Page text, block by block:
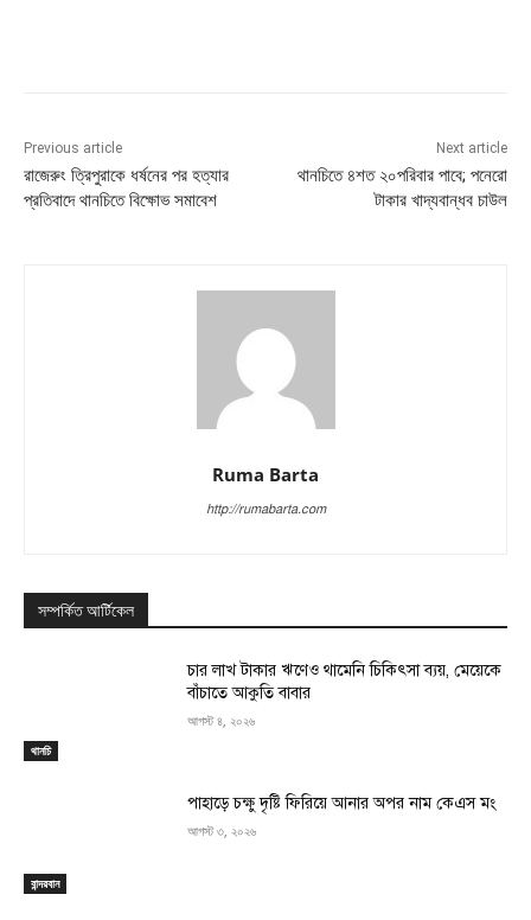
Previous article
রাজেরুং ত্রিপুরাকে ধর্ষনের পর হত্যার
প্রতিবাদে থানচিতে বিক্ষোভ সমাবেশ
Next article
থানচিতে ৪শত ২০পরিবার পাবে; পনেরো
টাকার খাদ্যবান্ধব চাউল
Ruma Barta
http://rumabarta.com
সম্পর্কিত আর্টিকেল
থানচি
চার লাখ টাকার ঋণেও থামেনি চিকিৎসা ব্যয়, মেয়েকে
বাঁচাতে আকুতি বাবার
আগস্ট ৪, ২০২৬
বান্দরবান
পাহাড়ে চক্ষু দৃষ্টি ফিরিয়ে আনার অপর নাম কেএস মং
আগস্ট ৩, ২০২৬